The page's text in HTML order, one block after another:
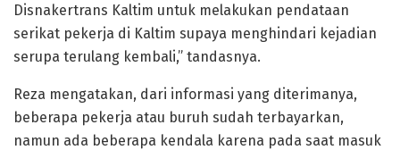
Disnakertrans Kaltim untuk melakukan pendataan
serikat pekerja di Kaltim supaya menghindari kejadian
serupa terulang kembali,” tandasnya.
Reza mengatakan, dari informasi yang diterimanya,
beberapa pekerja atau buruh sudah terbayarkan,
namun ada beberapa kendala karena pada saat masuk